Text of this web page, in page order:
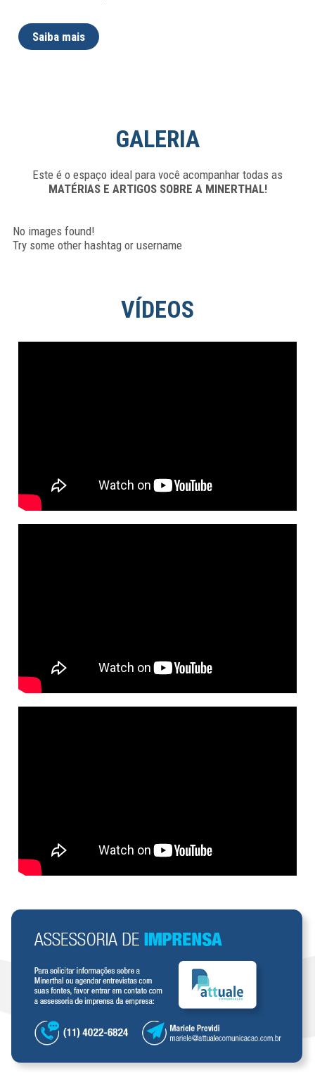
Saiba mais
GALERIA
Este é o espaço ideal para você acompanhar todas as
MATÉRIAS E ARTIGOS SOBRE A MINERTHAL!
No images found!
Try some other hashtag or username
VÍDEOS